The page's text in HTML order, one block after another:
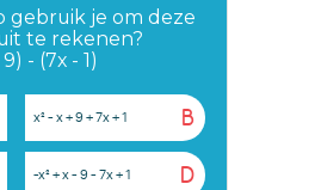
gebruik je om deze
te rekenen?
9) - (7x - 1)
B
x² - x + 9 + 7x + 1
D
-x² + x - 9 - 7x + 1